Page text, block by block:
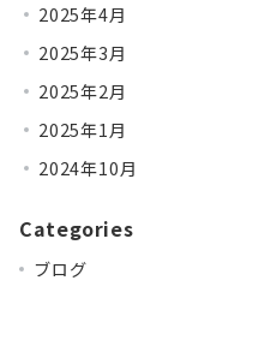
2025年4月
2025年3月
2025年2月
2025年1月
2024年10月
Categories
ブログ